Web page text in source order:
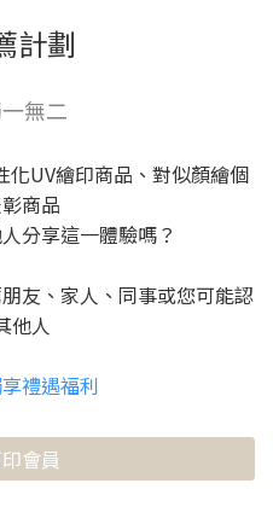
計劃
無二
化UV繪印商品、對似顏繪個
商品
分享這一體驗嗎？
友、家人、同事或您可能認
他人
禮遇福利
會員